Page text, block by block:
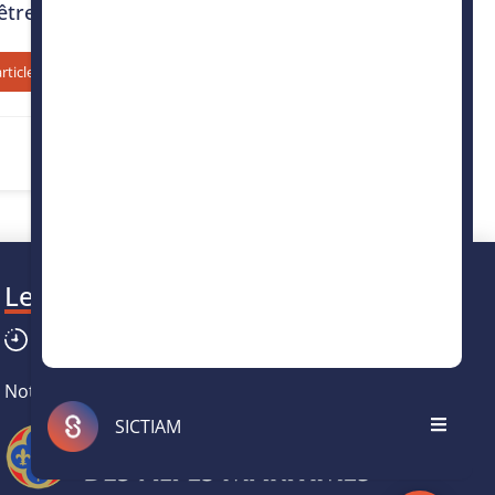
Les horaires
13h30
Notre partenaire
SICTIAM